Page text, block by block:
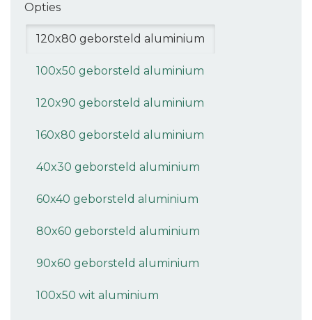
Opties
120x80 geborsteld aluminium
100x50 geborsteld aluminium
120x90 geborsteld aluminium
160x80 geborsteld aluminium
40x30 geborsteld aluminium
60x40 geborsteld aluminium
80x60 geborsteld aluminium
90x60 geborsteld aluminium
100x50 wit aluminium